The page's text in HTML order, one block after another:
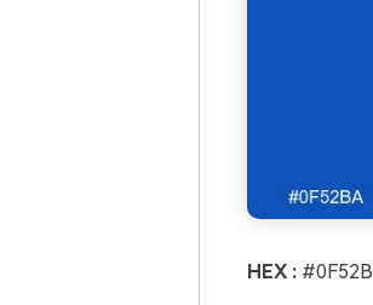
HEX :